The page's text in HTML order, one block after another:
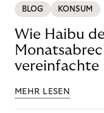
BLOG KONSUM
Wie Haibu
vereinfachte
MEHR LESEN